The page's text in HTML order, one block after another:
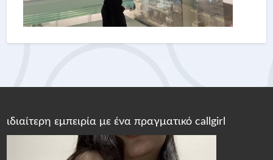
ιδιαίτερη εμπειρία με ένα πραγματικό callgirl